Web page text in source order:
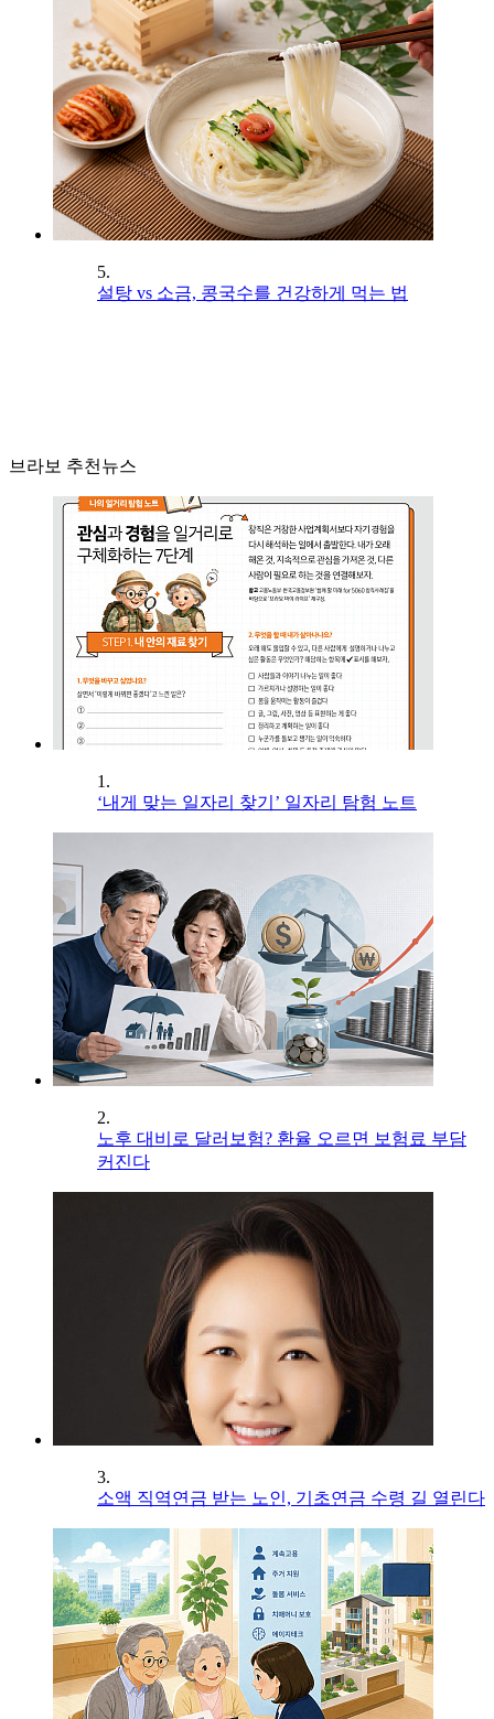
5.
설탕 vs 소금, 콩국수를 건강하게 먹는 법
브라보 추천뉴스
1.
‘내게 맞는 일자리 찾기’ 일자리 탐험 노트
2.
노후 대비로 달러보험? 환율 오르면 보험료 부담
커진다
3.
소액 직역연금 받는 노인, 기초연금 수령 길 열린다